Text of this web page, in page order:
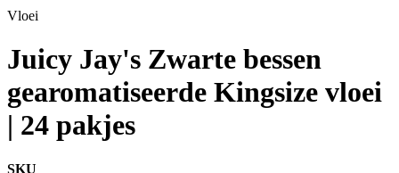
Vloei
Juicy Jay's Zwarte bessen
gearomatiseerde Kingsize vloei
| 24 pakjes
SKU